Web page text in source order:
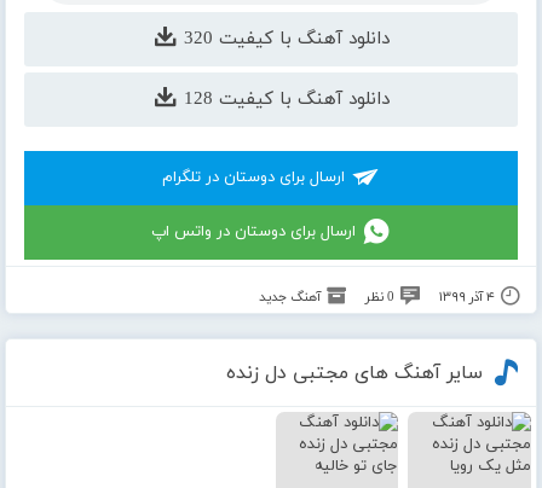
دانلود آهنگ با کیفیت 320
دانلود آهنگ با کیفیت 128
ارسال برای دوستان در تلگرام
ارسال برای دوستان در واتس اپ
۴ آذر ۱۳۹۹ 0 نظر آهنگ جدید
سایر آهنگ های مجتبی دل زنده